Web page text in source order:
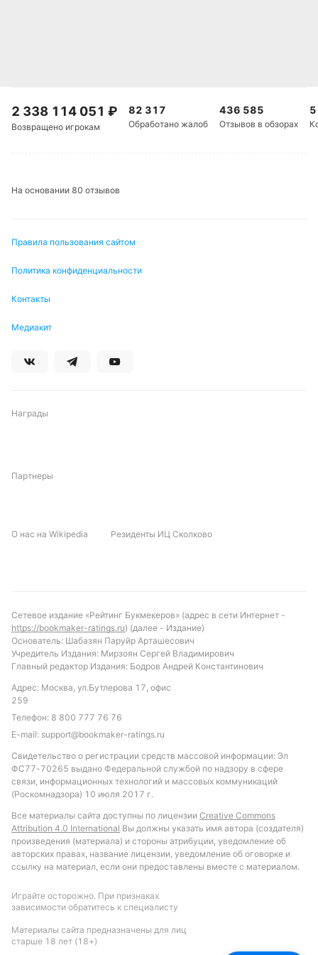
Питер Бьёрн
2 338 114 051 ₽
Возвращено игрокам
82 317
Обработано жалоб
436 585
Отзывов в обзорах
На основании 80 отзывов
Правила пользования сайтом
Политика конфиденциальности
Контакты
Медиакит
Награды
Партнеры
О нас на Wikipedia Резиденты ИЦ Сколково
Сетевое издание «Рейтинг Букмекеров» (адрес в сети Интернет -
https://bookmaker-ratings.ru) (далее - Издание)
Основатель: Шабазян Паруйр Арташесович
Учредитель Издания: Мирзоян Сергей Владимирович
Главный редактор Издания: Бодров Андрей Константинович
Адрес: Москва, ул.Бутлерова 17, офис
259
Телефон: 8 800 777 76 76
E-mail: support@bookmaker-ratings.ru
Свидетельство о регистрации средств массовой информации: Эл
ФС77-70265 выдано Федеральной службой по надзору в сфере
связи, информационных технологий и массовых коммуникаций
(Роскомнадзора) 10 июля 2017 г.
Все материалы сайта доступны по лицензии Creative Commons
Attribution 4.0 International Вы должны указать имя автора (создателя)
произведения (материала) и стороны атрибуции, уведомление об
авторских правах, название лицензии, уведомление об оговорке и
ссылку на материал, если они предоставлены вместе с материалом.
Играйте осторожно. При признаках
зависимости обратитесь к специалисту
Материалы сайта предназначены для лиц
старше 18 лет (18+)